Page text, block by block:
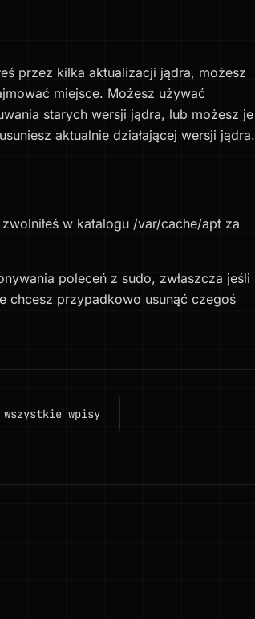
przez kilka aktualizacji jądra, możesz
miejsce. Możesz używać
starych wersji jądra, lub możesz je
aktualnie działającej wersji jądra.
w katalogu /var/cache/apt za
poleceń z sudo, zwłaszcza jeśli
chcesz przypadkowo usunąć czegoś
wszystkie wpisy